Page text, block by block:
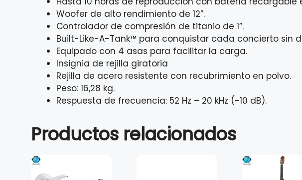
Woofer de alto rendimiento de 12”.
Controlador de compresión de titanio de 1”.
Built-Like-A-Tank™ para conquistar cada concierto sin
Equipado con 4 asas para facilitar la carga.
Insignia de rejilla giratoria
Rejilla de acero resistente con recubrimiento en polvo.
Peso: 16,28 kg.
Respuesta de frecuencia: 52 Hz – 20 kHz (-10 dB).
Productos relacionados